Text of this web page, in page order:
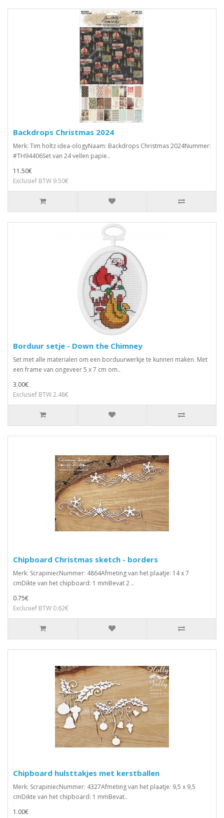
Backdrops Christmas 2024
Merk: Tim holtz idea-ologyNaam: Backdrops Christmas 2024Nummer:
#TH94406Set van 24 vellen papie..
11.50€
Exclusief BTW 9.50€
Borduur setje - Down the Chimney
Set met alle materialen om een borduurwerkje te kunnen maken. Met
een frame van ongeveer 5 x 7 cm om..
3.00€
Exclusief BTW 2.48€
Chipboard Christmas sketch - borders
Merk: ScrapiniecNummer: 4864Afmeting van het plaatje: 14 x 7
cmDikte van het chipboard: 1 mmBevat 2 ..
0.75€
Exclusief BTW 0.62€
Chipboard hulsttakjes met kerstballen
Merk: ScrapiniecNummer: 4327Afmeting van het plaatje: 9,5 x 9,5
cmDikte van het chipboard: 1 mmBevat..
1.00€